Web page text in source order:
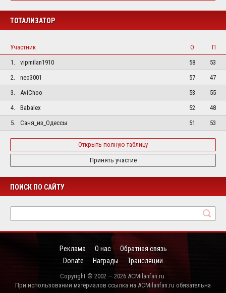
ТОТАЛИЗАТОР
Участник О
П
1.
vipmilan1910 58
53
2.
neo3001 57
47
3.
AviChoo 53
55
4.
Babalex 52
48
5.
Саня_из_Одессы 51 53
Открыть полную таблицу
Принять участие
ПОИСК ПО САЙТУ
Реклама О нас
Обратная связь
Donate
Награды Трансляции
Copyright © 2002 — 2026 ACMilanfan.ru.
При использовании материалов ссылка на ACMilanfan.ru обязательна